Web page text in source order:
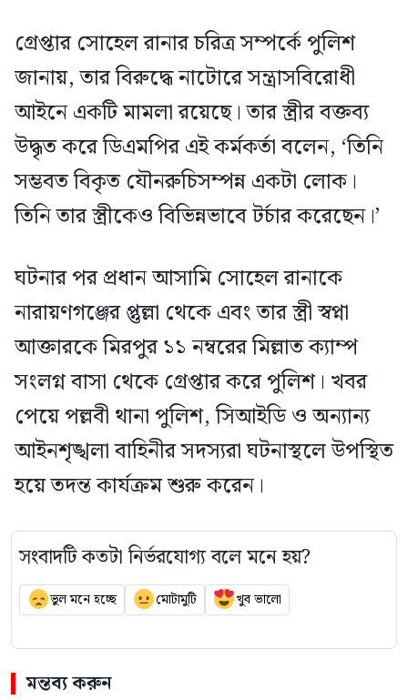
গ্রেপ্তার সোহেল রানার চরিত্র সম্পর্কে পুলিশ
জানায়, তার বিরুদ্ধে নাটোরে সন্ত্রাসবিরোধী
আইনে একটি মামলা রয়েছে। তার স্ত্রীর বক্তব্য
উদ্ধৃত করে ডিএমপির এই কর্মকর্তা বলেন, ‘তিনি
সম্ভবত বিকৃত যৌনরুচিসম্পন্ন একটা লোক।
তিনি তার স্ত্রীকেও বিভিন্নভাবে টর্চার করেছেন।’
ঘটনার পর প্রধান আসামি সোহেল রানাকে
নারায়ণগঞ্জের প্তুল্লা থেকে এবং তার স্ত্রী স্বপ্না
আক্তারকে মিরপুর ১১ নম্বরের মিল্লাত ক্যাম্প
সংলগ্ন বাসা থেকে গ্রেপ্তার করে পুলিশ। খবর
পেয়ে পল্লবী থানা পুলিশ, সিআইডি ও অন্যান্য
আইনশৃঙ্খলা বাহিনীর সদস্যরা ঘটনাস্থলে উপস্থিত
হয়ে তদন্ত কার্যক্রম শুরু করেন।
সংবাদটি কতটা নির্ভরযোগ্য বলে মনে হয়?
ভুল মনে হচ্ছে মোটামুটি খুব ভালো
মন্তব্য করুন